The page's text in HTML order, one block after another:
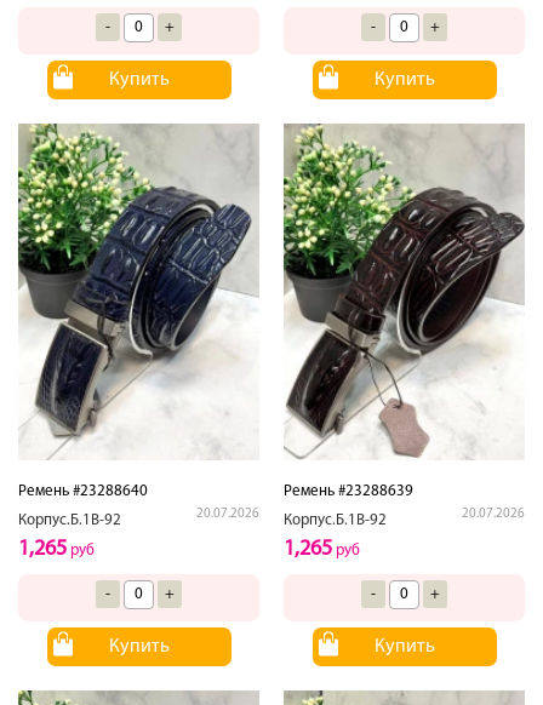
- +
Купить
- +
Купить
Ремень #23288640
Корпус.Б.1В-92
20.07.2026
1,265 руб
- +
Купить
Ремень #23288639
Корпус.Б.1В-92
20.07.2026
1,265 руб
- +
Купить